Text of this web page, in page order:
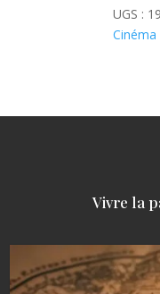
UGS :
Cinéma
Vivre la